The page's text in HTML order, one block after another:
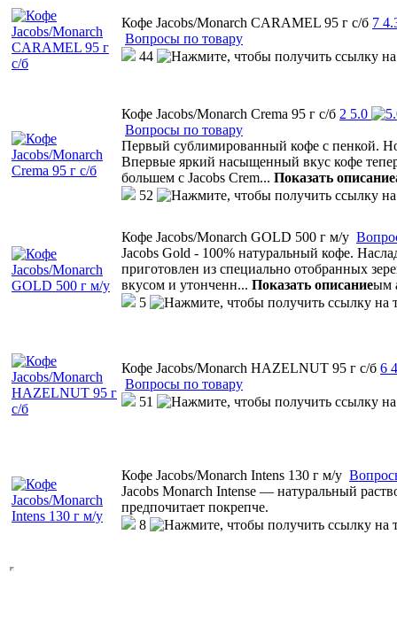
Кофе Jacobs/Monarch CARAMEL 95 г с/б 7
Вопросы по товару
44
Кофе Jacobs/Monarch Crema 95 г с/б 2 5.0
Вопросы по товару
Первый сублимированный кофе с пенкой.
Впервые яркий насыщенный вкус кофе
большем с Jacobs Crem... Показать описание
52
Кофе Jacobs/Monarch GOLD 500 г м/у
Jacobs Gold - 100% натуральный кофе.
приготовлен из специально отобранных
вкусом и утонченн... Показать описаниеым
5
Кофе Jacobs/Monarch HAZELNUT 95 г с/б 6
Вопросы по товару
51
Кофе Jacobs/Monarch Intens 130 г м/у
Jacobs Monarch Intense — натуральный
предпочитает покрепче.
8